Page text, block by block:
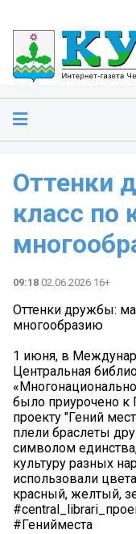
Оттенки
класс по
09:18 02.06.2026 16+
Оттенки дружбы:
многообразию
1 июня, в
Центральная
было приурочено к
проекту "Гений
плели браслеты
символом
культуру разных
использовали
красный, желтый,
#Генийместа